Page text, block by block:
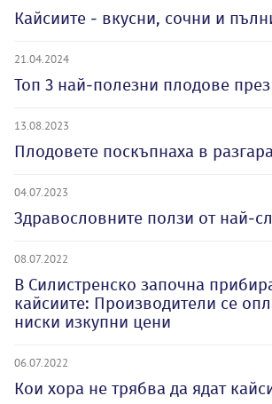
Кайсиите - вкусни, сочни и
21.04.2024
Топ 3 най-полезни плодове през
13.08.2023
Плодовете поскъпнаха в
04.07.2023
Здравословните ползи от най-
08.07.2022
В Силистренско започна
кайсиите: Производители се
ниски изкупни цени
06.07.2022
Кои хора не трябва да ядат